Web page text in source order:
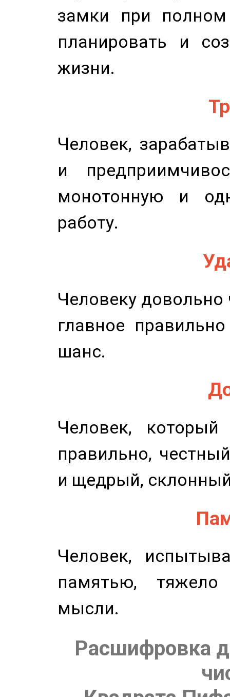
замки при полном
планировать и
жизни.
Человек,
и
монотонную и
работу.
Человеку довольно
главное
шанс.
Человек,
правильно,
и щедрый,
Человек,
памятью,
мысли.
Расшифровка